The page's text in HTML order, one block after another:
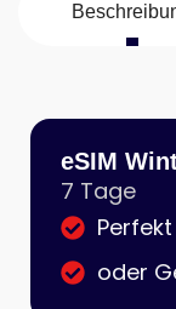
eSIM
7 Tage
oder